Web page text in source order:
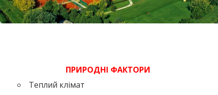
ПРИРОДНІ ФАКТОРИ
Теплий клімат